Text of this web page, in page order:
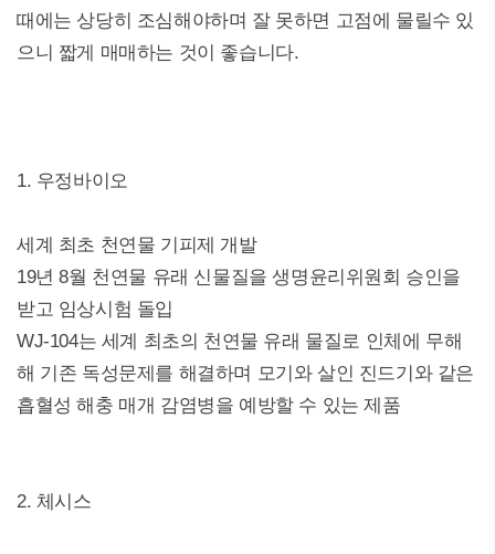
때에는 상당히 조심해야하며 잘 못하면 고점에 물릴수 있
으니 짧게 매매하는 것이 좋습니다.
1. 우정바이오
세계 최초 천연물 기피제 개발
19년 8월 천연물 유래 신물질을 생명윤리위원회 승인을
받고 임상시험 돌입
WJ-104는 세계 최초의 천연물 유래 물질로 인체에 무해
해 기존 독성문제를 해결하며 모기와 살인 진드기와 같은
흡혈성 해충 매개 감염병을 예방할 수 있는 제품
2. 체시스